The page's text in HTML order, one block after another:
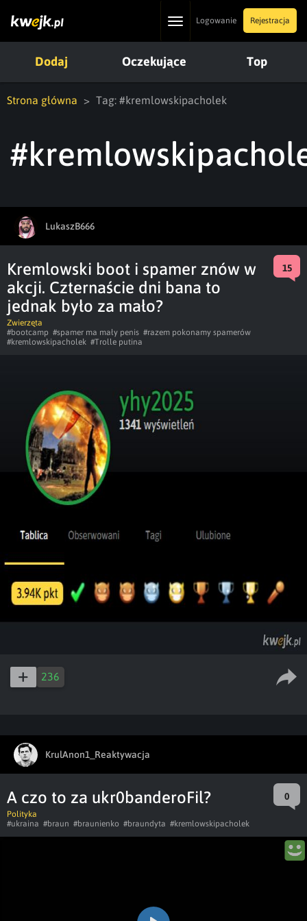
ToggleLogowanie Rejestracja
Dodaj Oczekujące Top
Strona główna Tag: #kremlowskipacholek
LukaszB666
Kremlowski boot i spamer znów w
akcji. Czternaście dni bana to
jednak było za mało?
15
Zwierzęta
#bootcamp #spamer ma mały penis #razem pokonamy spamerów
#kremlowskipacholek #Trolle putina
236
KrulAnon1_Reaktywacja
A czo to za ukr0banderoFil? 0
Polityka
#ukraina #braun #braunienko #braundyta #kremlowskipacholek